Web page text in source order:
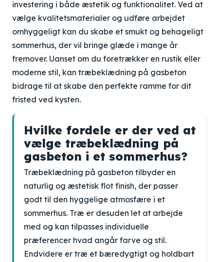
investering i både æstetik og funktionalitet. Ved at
vælge kvalitetsmaterialer og udføre arbejdet
omhyggeligt kan du skabe et smukt og behageligt
sommerhus, der vil bringe glæde i mange år
fremover. Uanset om du foretrækker en rustik eller
moderne stil, kan træbeklædning på gasbeton
bidrage til at skabe den perfekte ramme for dit
fristed ved kysten.
Hvilke fordele er der ved at
vælge træbeklædning på
gasbeton i et sommerhus?
Træbeklædning på gasbeton tilbyder en
naturlig og æstetisk flot finish, der passer
godt til den hyggelige atmosfære i et
sommerhus. Træ er desuden let at arbejde
med og kan tilpasses individuelle
præferencer hvad angår farve og stil.
Endvidere er træ et bæredygtigt og holdbart